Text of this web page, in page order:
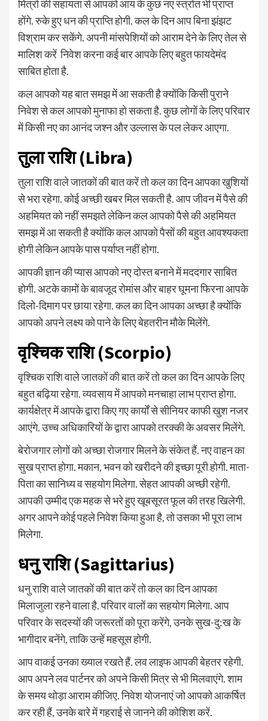
मित्रों की सहायता से आपको आय के कुछ नए स्त्रोत भी प्राप्त
होंगे. रुके हुए धन की प्राप्ति होगी. कल के दिन आप बिना झंझट
विश्राम कर सकेंगे. अपनी मांसपेशियों को आराम देने के लिए तेल से
मालिश करें निवेश करना कई बार आपके लिए बहुत फायदेमंद
साबित होता है.
कल आपको यह बात समझ में आ सकती है क्योंकि किसी पुराने
निवेश से कल आपको मुनाफा हो सकता है. कुछ लोगों के लिए परिवार
में किसी नए का आनंद जश्न और उल्लास के पल लेकर आएगा.
तुला राशि (Libra)
तुला राशि वाले जातकों की बात करें तो कल का दिन आपका खुशियों
से भरा रहेगा. कोई अच्छी खबर मिल सकती है. आप जीवन में पैसे की
अहमियत को नहीं समझते लेकिन कल आपको पैसे की अहमियत
समझ में आ सकती है क्योंकि कल आपको पैसों की बहुत आवश्यकता
होगी लेकिन आपके पास पर्याप्त नहीं होगा.
आपकी ज्ञान की प्यास आपको नए दोस्त बनाने में मददगार साबित
होगी. अटके कामों के बावजूद रोमांस और बाहर घूमना फिरना आपके
दिलो-दिमाग पर छाया रहेगा. कल का दिन आपका अच्छा है क्योंकि
आपको अपने लक्ष्य को पाने के लिए बेहतरीन मौके मिलेंगे.
वृश्चिक राशि (Scorpio)
वृश्चिक राशि वाले जातकों की बात करें तो कल का दिन आपके लिए
बहुत बढ़िया रहेगा. व्यवसाय में आपको मनचाहा लाभ प्राप्त होगा.
कार्यक्षेत्र में आपके द्वारा किए गए कार्यों से सीनियर काफी खुश नजर
आएंगे. उच्च अधिकारियों के द्वारा आपको तरक्की के अवसर मिलेंगे.
बेरोजगार लोगों को अच्छा रोजगार मिलने के संकेत हैं. नए वाहन का
सुख प्राप्त होगा. मकान, भवन को खरीदने की इच्छा पूरी होगी. माता-
पिता का सानिध्य व सहयोग मिलेगा. सेहत आपकी अच्छी रहेगी.
आपकी उम्मीद एक महक से भरे हुए खूबसूरत फूल की तरह खिलेगी.
अगर आपने कोई पहले निवेश किया हुआ है, तो उसका भी पूरा लाभ
मिलेगा.
धनु राशि (Sagittarius)
धनु राशि वाले जातकों की बात करें तो कल का दिन आपका
मिलाजुला रहने वाला है. परिवार वालों का सहयोग मिलेगा. आप
परिवार के सदस्यों की जरूरतों को पूरा करेंगे, उनके सुख-दु:ख के
भागीदार बनेंगे, ताकि उन्हें महसूस होगी.
आप वाकई उनका ख्याल रखते हैं. लव लाइफ आपकी बेहतर रहेगी.
आप अपने लव पार्टनर को अपने किसी मित्र से भी मिलवाएंगे. शाम
के समय थोड़ा आराम कीजिए. निवेश योजनाएं जो आपको आकर्षित
कर रही हैं, उनके बारे में गहराई से जानने की कोशिश करें.